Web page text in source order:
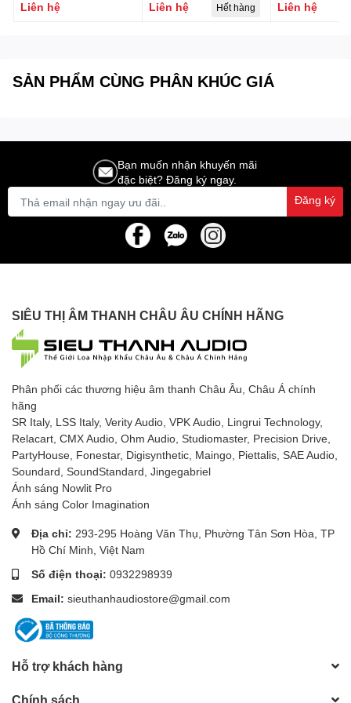
Liên hệ Liên hệ Hết hàng Liên hệ
SẢN PHẨM CÙNG PHÂN KHÚC GIÁ
Bạn muốn nhận khuyến mãi
đặc biệt? Đăng ký ngay.
Đăng ký
SIÊU THỊ ÂM THANH CHÂU ÂU CHÍNH HÃNG
Phân phối các thương hiệu âm thanh Châu Âu, Châu Á chính
hãng
SR Italy, LSS Italy, Verity Audio, VPK Audio, Lingrui Technology,
Relacart, CMX Audio, Ohm Audio, Studiomaster, Precision Drive,
PartyHouse, Fonestar, Digisynthetic, Maingo, Piettalis, SAE Audio,
Soundard, SoundStandard, Jingegabriel
Ánh sáng Nowlit Pro
Ánh sáng Color Imagination
Địa chỉ: 293-295 Hoàng Văn Thụ, Phường Tân Sơn Hòa, TP
Hồ Chí Minh, Việt Nam
Số điện thoại: 0932298939
Email: sieuthanhaudiostore@gmail.com
Hỗ trợ khách hàng
Chính sách